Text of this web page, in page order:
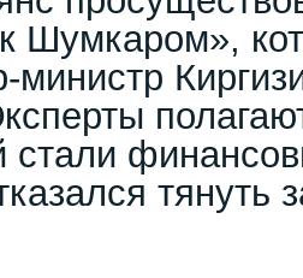
Шумкаром»,
министр
стали
тянуть